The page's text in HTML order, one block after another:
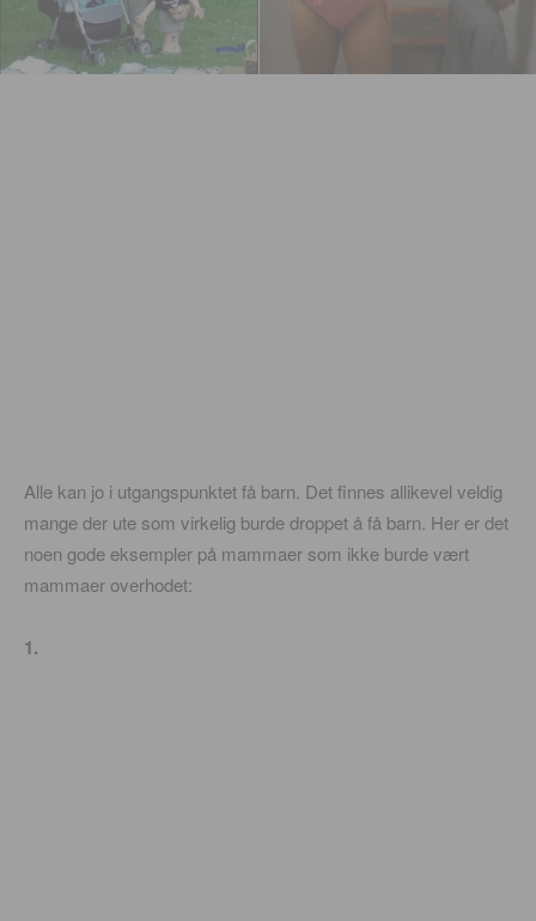
Alle kan jo i utgangspunktet få barn. Det finnes allikevel veldig
mange der ute som virkelig burde droppet å få barn. Her er det
noen gode eksempler på mammaer som ikke burde vært
mammaer overhodet:
1.